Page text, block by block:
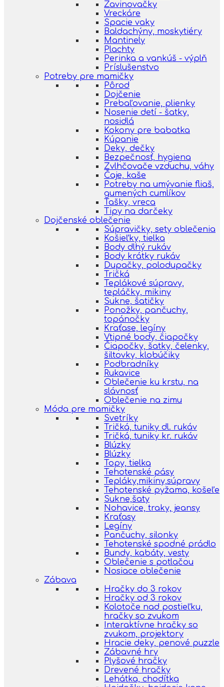
Zavinovačky
Vreckáre
Spacie vaky
Baldachýny, moskytiéry
Mantinely
Plachty
Perinka a vankúš - výplň
Príslušenstvo
Potreby pre mamičky
Pôrod
Dojčenie
Prebaľovanie, plienky
Nosenie detí - šatky,
nosidlá
Kokony pre babatka
Kúpanie
Deky, dečky
Bezpečnosť, hygiena
Zvlhčovače vzduchu, váhy
Čaje, kaše
Potreby na umývanie fliaš,
gumených cumlíkov
Tašky, vreca
Tipy na darčeky
Dojčenské oblečenie
Súpravičky, sety oblečenia
Košieľky, tielka
Body dlhý rukáv
Body krátky rukáv
Dupačky, polodupačky
Tričká
Teplákové súpravy,
tepláčky, mikiny
Sukne, šatičky
Ponožky, pančuchy,
topánočky
Kraťase, legíny
Vtipné body, čiapočky
Čiapočky, šatky, čelenky,
šiltovky, klobúčiky
Podbradníky
Rukavice
Oblečenie ku krstu, na
slávnosť
Oblečenie na zimu
Móda pre mamičky
Svetríky
Tričká, tuniky dl. rukáv
Tričká, tuniky kr. rukáv
Blúzky
Blúzky
Topy, tielka
Tehotenské pásy
Tepláky,mikiny,súpravy
Tehotenské pyžama, košeľe
Sukne,šaty
Nohavice, traky, jeansy
Kraťasy
Legíny
Pančuchy, silonky
Tehotenské spodné prádlo
Bundy, kabáty, vesty
Oblečenie s potlačou
Nosiace oblečenie
Zábava
Hračky do 3 rokov
Hračky od 3 rokov
Kolotoče nad postieľku,
hračky so zvukom
Interaktívne hračky so
zvukom, projektory
Hracie deky, penové puzzle
Zábavné hry
Plyšové hračky
Drevené hračky
Lehátka, chodítka